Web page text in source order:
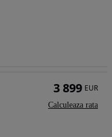
3 899 EUR
Calculeaza rata